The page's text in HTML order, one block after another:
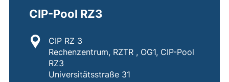
CIP-Pool RZ3
Standort:
CIP RZ 3
Rechenzentrum, RZTR , OG1, CIP-Pool
RZ3
Universitätsstraße 31